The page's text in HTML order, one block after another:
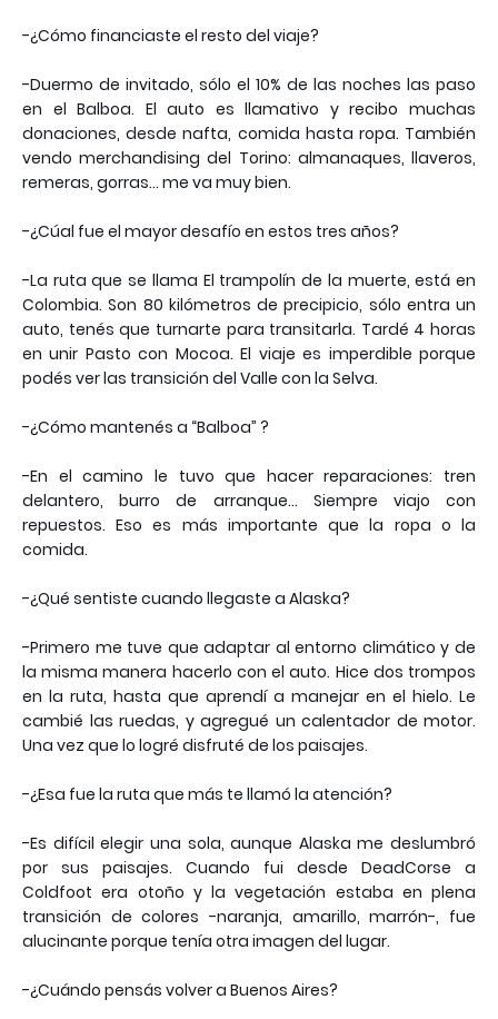
-¿Cómo financiaste el resto del viaje?
-Duermo de invitado, sólo el 10% de las noches las paso
en el Balboa. El auto es llamativo y recibo muchas
donaciones, desde nafta, comida hasta ropa. También
vendo merchandising del Torino: almanaques, llaveros,
remeras, gorras... me va muy bien.
-¿Cúal fue el mayor desafío en estos tres años?
-La ruta que se llama El trampolín de la muerte, está en
Colombia. Son 80 kilómetros de precipicio, sólo entra un
auto, tenés que turnarte para transitarla. Tardé 4 horas
en unir Pasto con Mocoa. El viaje es imperdible porque
podés ver las transición del Valle con la Selva.
-¿Cómo mantenés a “Balboa” ?
-En el camino le tuvo que hacer reparaciones: tren
delantero, burro de arranque... Siempre viajo con
repuestos. Eso es más importante que la ropa o la
comida.
-¿Qué sentiste cuando llegaste a Alaska?
-Primero me tuve que adaptar al entorno climático y de
la misma manera hacerlo con el auto. Hice dos trompos
en la ruta, hasta que aprendí a manejar en el hielo. Le
cambié las ruedas, y agregué un calentador de motor.
Una vez que lo logré disfruté de los paisajes.
-¿Esa fue la ruta que más te llamó la atención?
-Es difícil elegir una sola, aunque Alaska me deslumbró
por sus paisajes. Cuando fui desde DeadCorse a
Coldfoot era otoño y la vegetación estaba en plena
transición de colores -naranja, amarillo, marrón-, fue
alucinante porque tenía otra imagen del lugar.
-¿Cuándo pensás volver a Buenos Aires?